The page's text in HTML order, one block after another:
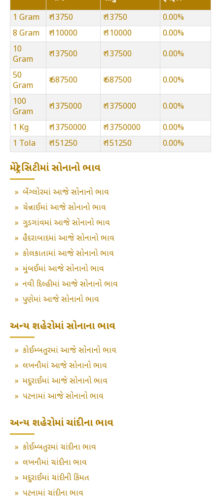
1 Gram
₹ 13750 ₹ 13750
0.00%
8 Gram
₹ 110000 ₹ 110000
0.00%
10
Gram
₹ 137500 ₹ 137500 0.00%
50
Gram
₹ 687500 ₹ 687500 0.00%
100
Gram
₹ 1375000 ₹ 1375000 0.00%
1 Kg ₹ 13750000 ₹ 13750000
0.00%
1 Tola
₹ 151250 ₹ 151250 0.00%
મેટ્રો સિટીમાં સોનાનો ભાવ
» બેંગ્લોરમાં આજે સોનાનો ભાવ
» ચેન્નાઈમાં આજે સોનાનો ભાવ
» ગુડગાંવમાં આજે સોનાનો ભાવ
» હૈદરાબાદમાં આજે સોનાનો ભાવ
» કોલકાતામાં આજે સોનાનો ભાવ
» મુંબઈમાં આજે સોનાનો ભાવ
» નવી દિલ્હીમાં આજે સોનાનો ભાવ
» પુણેમાં આજે સોનાનો ભાવ
અન્ય શહેરોમાં સોનાના ભાવ
» કોઈમ્બતુરમાં આજે સોનાનો ભાવ
» લખનૌમાં આજે સોનાનો ભાવ
» મદુરાઈમાં આજે સોનાનો ભાવ
» પટનામાં આજે સોનાનો ભાવ
અન્ય શહેરોમાં ચાંદીના ભાવ
» કોઈમ્બતુરમાં ચાંદીના ભાવ
» લખનૌમાં ચાંદીના ભાવ
» મદુરાઈમાં ચાંદીની કિંમત
» પટનામાં ચાંદીના ભાવ